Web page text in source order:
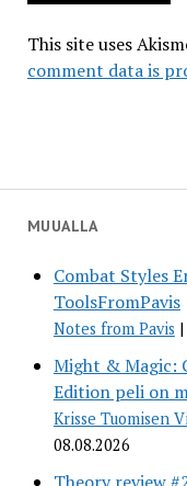
MUUALLA
Combat Styles
ToolsFromPavis
Notes from Pavis
Might & Magic:
Edition peli on
Krisse Tuomisen
08.08.2026
This site uses
comment data is